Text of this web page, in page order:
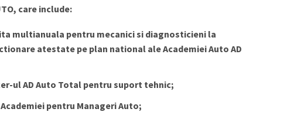
care include:
multianuala pentru mecanici si diagnosticieni la
atestate pe plan national ale Academiei Auto AD
ul AD Auto Total pentru suport tehnic;
pentru Manageri Auto;